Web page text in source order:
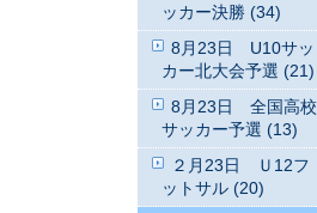
ッカー決勝 (34)
8月23日 U10サッ
カー北大会予選 (21)
8月23日 全国高校
サッカー予選 (13)
２月23日 Ｕ12フ
ットサル (20)